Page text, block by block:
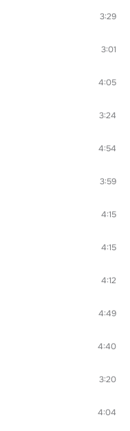
3:29
3:01
4:05
3:24
4:54
3:59
4:15
4:15
4:12
4:49
4:40
3:20
4:04